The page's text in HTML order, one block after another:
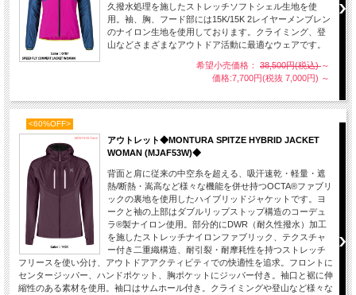
久撥水処理を施したストレッチソフトシェル生地を使
用。袖、胸、フード部には15K/15K 2レイヤーメンブレン
のナイロン生地を使用しております。クライミング、登
山などさまざまなアウトドア活動に最適なウェアです。
希望小売価格： 38,500円(税込)～
価格:7,700円(税抜 7,000円) ～
<60%OFF>
アウトレット◆MONTURA SPITZE HYBRID JACKET
WOMAN (MJAF53W)◆
背面と肩に従来の中空糸を超える、吸汗速乾・軽量・遮
熱/断熱・嵩高など様々な機能を併せ持つOCTA®ファブリ
ックの裏地を使用したハイブリッドジャケットです。ヨ
ークと袖の上部はダブルリップストップ構造のコーデュ
ラ®製ナイロン使用。部分的にDWR（耐久性撥水）加工
を施したストレッチナイロンファブリック、テクスチャ
ー付き二重織構造、耐引裂・耐摩耗性を持つストレッチ
フリースを使い分け、アウトドアアクティビティでの快適性を追求。フロントに
センタージッパー、ハンドポケット、胸ポケットにジッパー付き。袖口と裾に伸
縮性のある素材を使用。袖口はサムホール付き。クライミングや登山など様々な